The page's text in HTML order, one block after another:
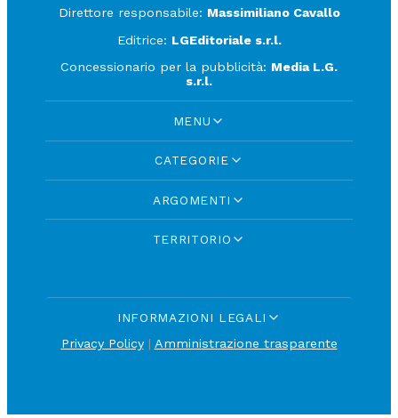
Direttore responsabile: Massimiliano Cavallo
Editrice: LGEditoriale s.r.l.
Concessionario per la pubblicità: Media L.G.
s.r.l.
MENU
CATEGORIE
ARGOMENTI
TERRITORIO
INFORMAZIONI LEGALI
Privacy Policy| Amministrazione trasparente